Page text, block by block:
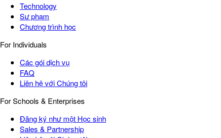
Technology
Sư phạm
Chương trình học
For Individuals
Các gói dịch vụ
FAQ
Liên hệ với Chúng tôi
For Schools & Enterprises
Đăng ký như một Học sinh
Sales & Partnership